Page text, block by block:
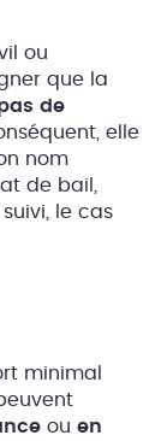
ou
que la
de
elle
nom
de bail,
le cas
minimal
ou en